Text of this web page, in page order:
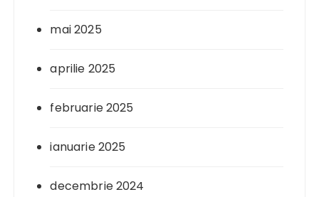
mai 2025
aprilie 2025
februarie 2025
ianuarie 2025
decembrie 2024